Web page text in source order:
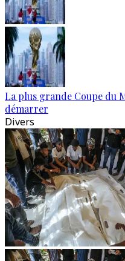
La plus grande Coupe du
démarrer
Divers